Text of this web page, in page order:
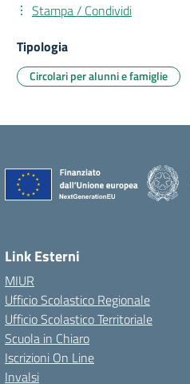
Stampa / Condividi
Tipologia
Circolari per alunni e famiglie
Link Esterni
MIUR
Ufficio Scolastico Regionale
Ufficio Scolastico Territoriale
Scuola in Chiaro
Iscrizioni On Line
Invalsi